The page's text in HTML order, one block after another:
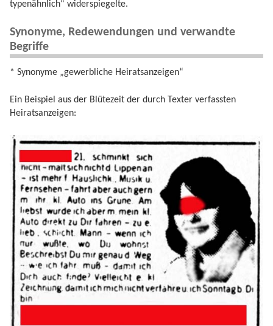
typenähnlich“ widerspiegelte.
Synonyme, Redewendungen und verwandte
Begriffe
* Synonyme „gewerbliche Heiratsanzeigen“
Ein Beispiel aus der Blütezeit der durch Texter verfassten
Heiratsanzeigen: